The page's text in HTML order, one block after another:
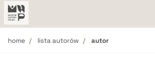
home lista autorów autor